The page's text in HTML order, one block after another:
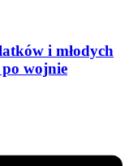
i młodych
po wojnie